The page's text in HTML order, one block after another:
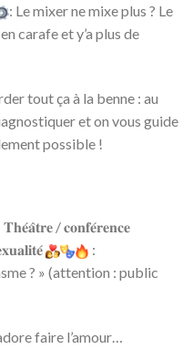
: Le mixer ne mixe plus ? Le
carafe et y’a plus de
tout ça à la benne : au
et on vous guide
possible !
/ 𝐜𝐨𝐧𝐟𝐞́𝐫𝐞𝐧𝐜𝐞
:
? » (attention : public
faire l’amour…